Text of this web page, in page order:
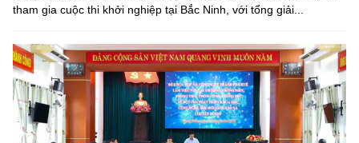
tham gia cuộc thi khởi nghiệp tại Bắc Ninh, với tổng giải...